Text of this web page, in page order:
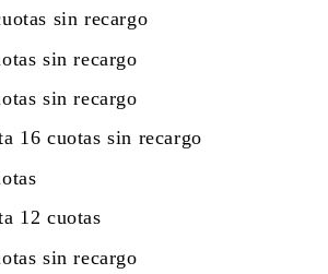
sin recargo
sin recargo
sin recargo
16 cuotas sin recargo
12 cuotas
sin recargo